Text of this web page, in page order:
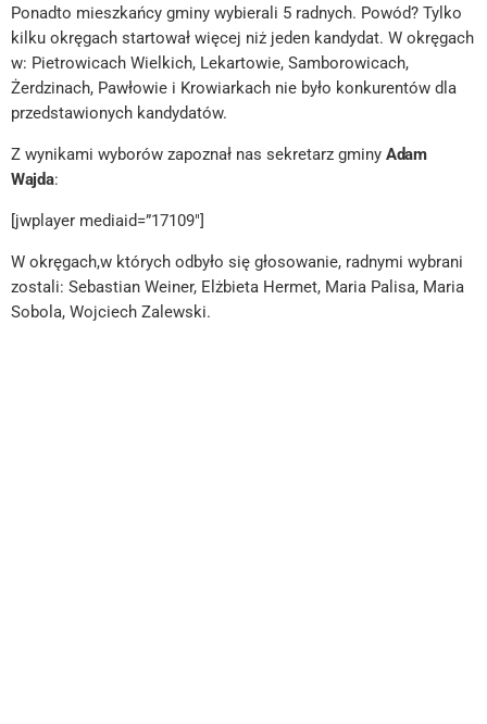
Ponadto mieszkańcy gminy wybierali 5 radnych. Powód? Tylko
kilku okręgach startował więcej niż jeden kandydat. W okręgach
w: Pietrowicach Wielkich, Lekartowie, Samborowicach,
Żerdzinach, Pawłowie i Krowiarkach nie było konkurentów dla
przedstawionych kandydatów.
Z wynikami wyborów zapoznał nas sekretarz gminy Adam
Wajda:
[jwplayer mediaid=”17109″]
W okręgach,w których odbyło się głosowanie, radnymi wybrani
zostali: Sebastian Weiner, Elżbieta Hermet, Maria Palisa, Maria
Sobola, Wojciech Zalewski.